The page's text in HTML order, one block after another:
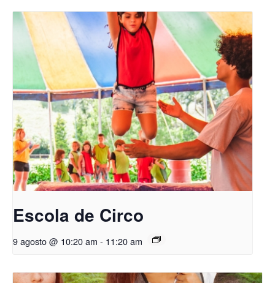
Escola de Circo
9 agosto @ 10:20 am - 11:20 am